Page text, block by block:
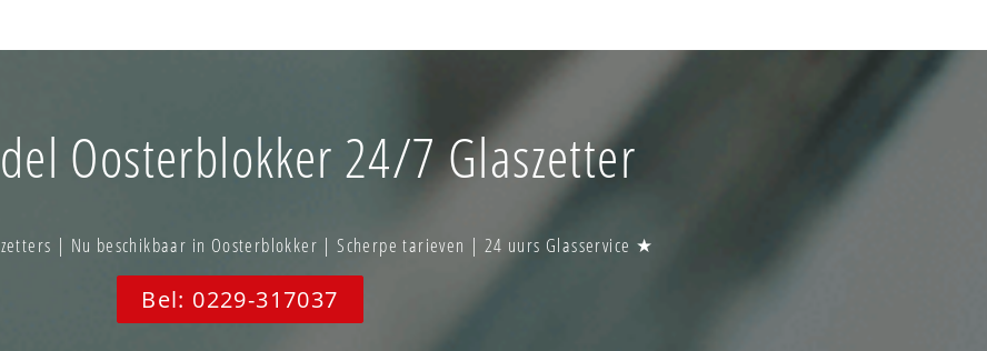
Oosterblokker 24/7 Glaszetter
| Nu beschikbaar in Oosterblokker | Scherpe tarieven | 24 uurs Glasservice ★
Bel: 0229-317037